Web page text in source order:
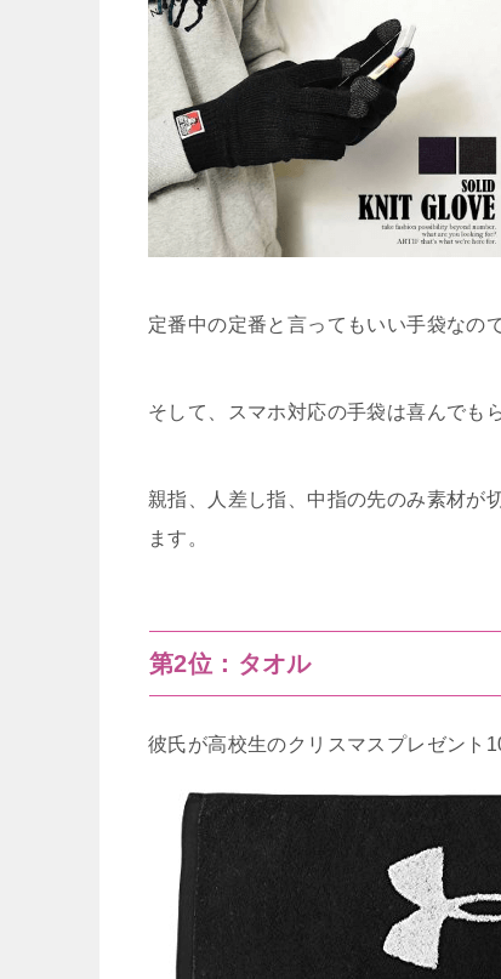
定番中の定番と言ってもいい手袋なの
そして、スマホ対応の手袋は喜んでも
親指、人差し指、中指の先のみ素材が
ます。
第2位：タオル
彼氏が高校生のクリスマスプレゼント